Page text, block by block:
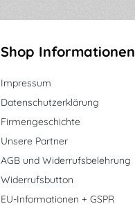
Shop Informationen
Impressum
Datenschutzerklärung
Firmengeschichte
Unsere Partner
AGB und Widerrufsbelehrung
Widerrufsbutton
EU-Informationen + GSPR